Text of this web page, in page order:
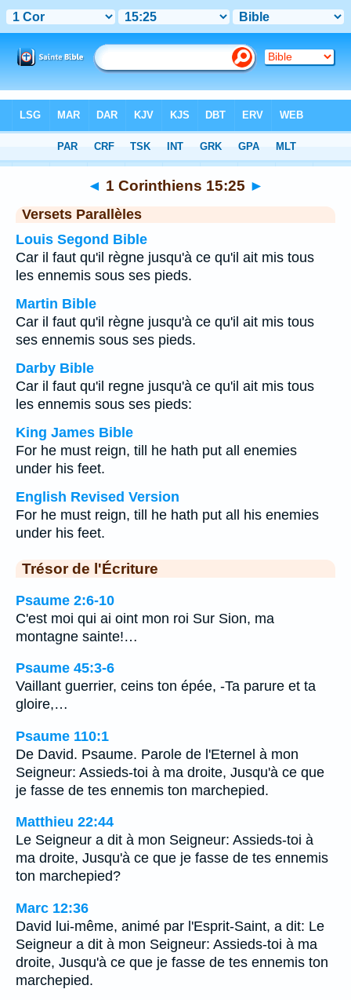
> Chapitre 15 > Verset 25
◄ 1 Corinthiens 15:25 ►
Versets Parallèles
Louis Segond Bible
Car il faut qu'il règne jusqu'à ce qu'il ait mis tous
les ennemis sous ses pieds.
Martin Bible
Car il faut qu'il règne jusqu'à ce qu'il ait mis tous
ses ennemis sous ses pieds.
Darby Bible
Car il faut qu'il regne jusqu'à ce qu'il ait mis tous
les ennemis sous ses pieds:
King James Bible
For he must reign, till he hath put all enemies
under his feet.
English Revised Version
For he must reign, till he hath put all his enemies
under his feet.
Trésor de l'Écriture
Psaume 2:6-10
C'est moi qui ai oint mon roi Sur Sion, ma
montagne sainte!…
Psaume 45:3-6
Vaillant guerrier, ceins ton épée, -Ta parure et ta
gloire,…
Psaume 110:1
De David. Psaume. Parole de l'Eternel à mon
Seigneur: Assieds-toi à ma droite, Jusqu'à ce que
je fasse de tes ennemis ton marchepied.
Matthieu 22:44
Le Seigneur a dit à mon Seigneur: Assieds-toi à
ma droite, Jusqu'à ce que je fasse de tes ennemis
ton marchepied?
Marc 12:36
David lui-même, animé par l'Esprit-Saint, a dit: Le
Seigneur a dit à mon Seigneur: Assieds-toi à ma
droite, Jusqu'à ce que je fasse de tes ennemis ton
marchepied.